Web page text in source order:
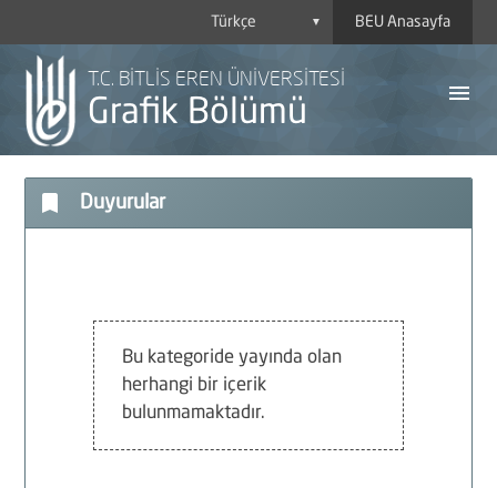
▼ BEU Anasayfa
T.C. BİTLİS EREN ÜNİVERSİTESİ
Grafik Bölümü
menu
bookmark Duyurular
Bu kategoride yayında olan
herhangi bir içerik
bulunmamaktadır.